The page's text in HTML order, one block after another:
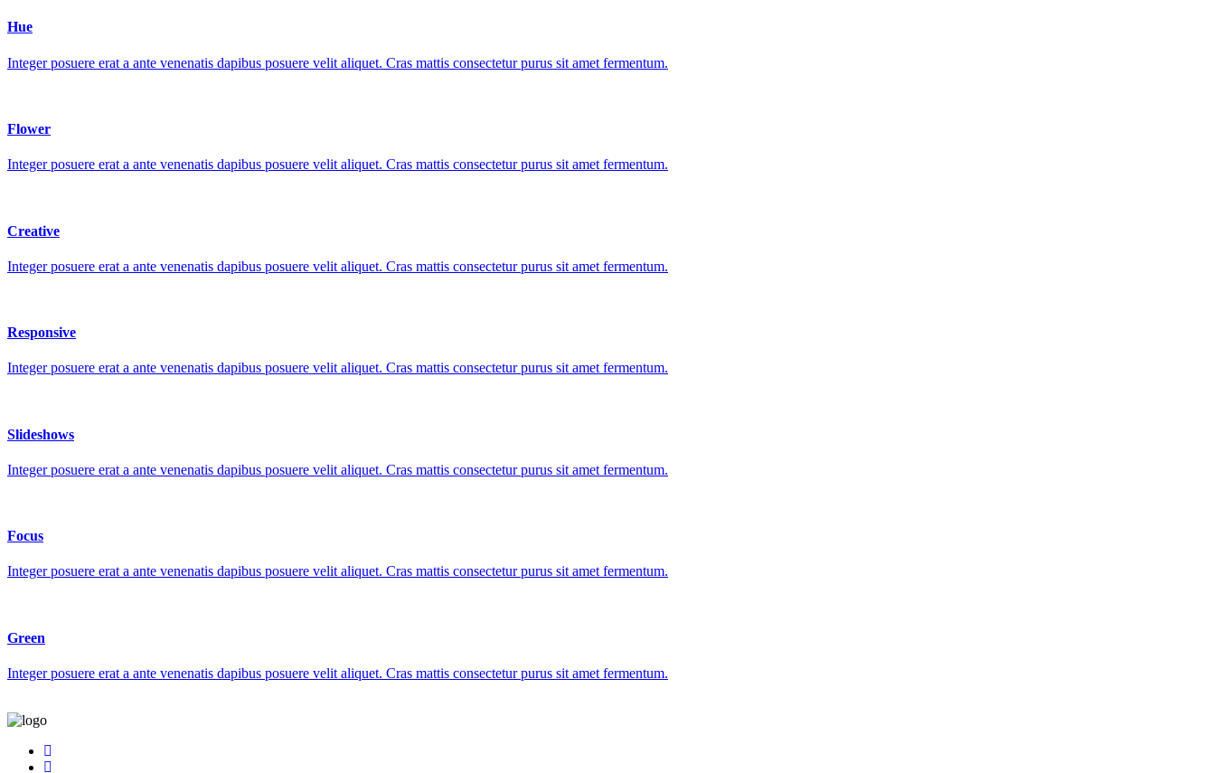
Hue
Integer posuere erat a ante venenatis dapibus posuere velit aliquet. Cras mattis consectetur purus sit amet fermentum.
Flower
Integer posuere erat a ante venenatis dapibus posuere velit aliquet. Cras mattis consectetur purus sit amet fermentum.
Creative
Integer posuere erat a ante venenatis dapibus posuere velit aliquet. Cras mattis consectetur purus sit amet fermentum.
Responsive
Integer posuere erat a ante venenatis dapibus posuere velit aliquet. Cras mattis consectetur purus sit amet fermentum.
Slideshows
Integer posuere erat a ante venenatis dapibus posuere velit aliquet. Cras mattis consectetur purus sit amet fermentum.
Focus
Integer posuere erat a ante venenatis dapibus posuere velit aliquet. Cras mattis consectetur purus sit amet fermentum.
Green
Integer posuere erat a ante venenatis dapibus posuere velit aliquet. Cras mattis consectetur purus sit amet fermentum.